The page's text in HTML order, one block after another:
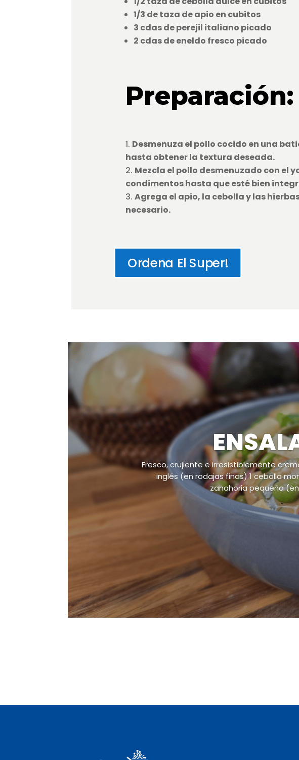
1/3 de taza de apio en cubitos
3 cdas de perejil italiano picado
2 cdas de eneldo fresco picado
Preparación:
Desmenuza el pollo cocido en una
hasta obtener la textura deseada.
Mezcla el pollo desmenuzado con el
condimentos hasta que esté bien
Agrega el apio, la cebolla y las
necesario.
Ordena El Super!
Fresco, crujiente e irresistiblemente
inglés (en rodajas finas) 1 cebolla
zanahoria pequeña